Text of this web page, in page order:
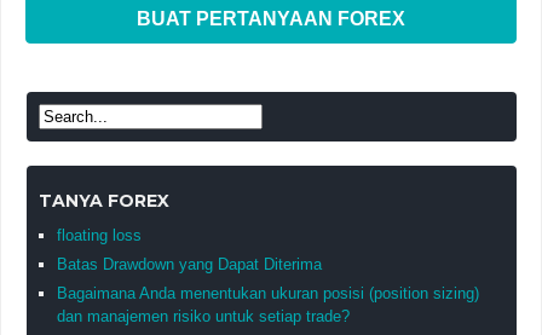
BUAT PERTANYAAN FOREX
TANYA FOREX
floating loss
Batas Drawdown yang Dapat Diterima
Bagaimana Anda menentukan ukuran posisi (position sizing)
dan manajemen risiko untuk setiap trade?